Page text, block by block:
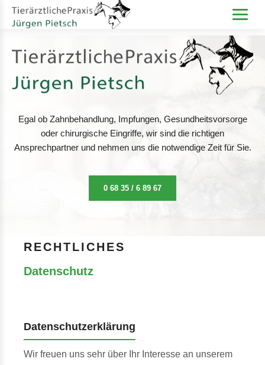
Egal ob Zahnbehandlung, Impfungen, Gesundheitsvorsorge
oder chirurgische Eingriffe, wir sind die richtigen
Ansprechpartner und nehmen uns die notwendige Zeit für Sie.
0 68 35 / 6 89 67
RECHTLICHES
Datenschutz
Datenschutzerklärung
Wir freuen uns sehr über Ihr Interesse an unserem